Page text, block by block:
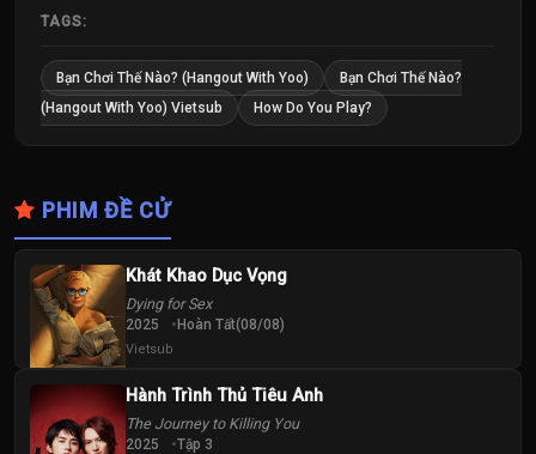
28
Tập
29
Tập
30
Tập
34
Tập
37
Tập
38
40
Tập
41
Tập
TAGS:
Bạn Chơi Thế Nào? (Hangout With Yoo)
Bạn Chơi Thế Nào?
(Hangout With Yoo) Vietsub
How Do You Play?
PHIM ĐỀ CỬ
Khát Khao Dục Vọng
Dying for Sex
2025 Hoàn Tất(08/08)
Vietsub
Hành Trình Thủ Tiêu Anh
The Journey to Killing You
2025 Tập 3